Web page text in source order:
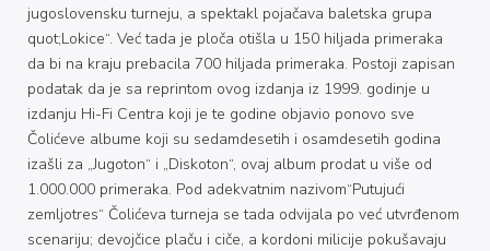
jugoslovensku turneju, a spektakl pojačava baletska grupa
quot;Lokice“. Već tada je ploča otišla u 150 hiljada primeraka
da bi na kraju prebacila 700 hiljada primeraka. Postoji zapisan
podatak da je sa reprintom ovog izdanja iz 1999. godinje u
izdanju Hi-Fi Centra koji je te godine objavio ponovo sve
Čolićeve albume koji su sedamdesetih i osamdesetih godina
izašli za „Jugoton“ i „Diskoton“, ovaj album prodat u više od
1.000.000 primeraka. Pod adekvatnim nazivom“Putujući
zemljotres“ Čolićeva turneja se tada odvijala po već utvrđenom
scenariju; devojčice plaču i ciče, a kordoni milicije pokušavaju